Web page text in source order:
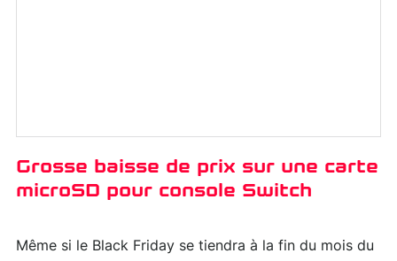
Grosse baisse de prix sur une carte
microSD pour console Switch
Même si le Black Friday se tiendra à la fin du mois du